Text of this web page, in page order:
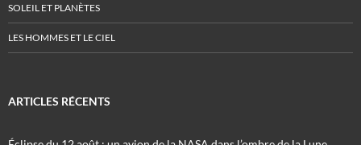
SOLEIL ET PLANÈTES
LES HOMMES ET LE CIEL
ARTICLES RÉCENTS